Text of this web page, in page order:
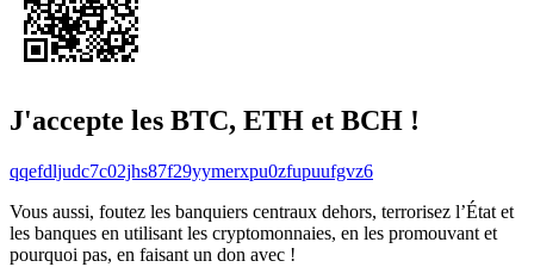
J'accepte les BTC, ETH et BCH !
qqefdljudc7c02jhs87f29yymerxpu0zfupuufgvz6
Vous aussi, foutez les banquiers centraux dehors, terrorisez l’État et
les banques en utilisant les cryptomonnaies, en les promouvant et
pourquoi pas, en faisant un don avec !